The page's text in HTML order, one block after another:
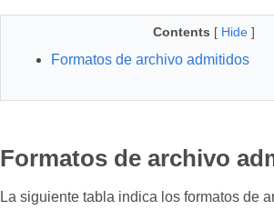
Contents [ Hide ]
Formatos de archivo admitidos
Formatos de archivo
La siguiente tabla indica los formatos de